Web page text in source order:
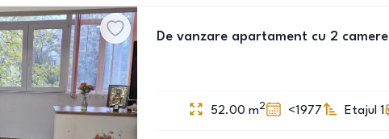
De vanzare apartament cu 2 camere
52.00 m2 <1977 Etajul 1